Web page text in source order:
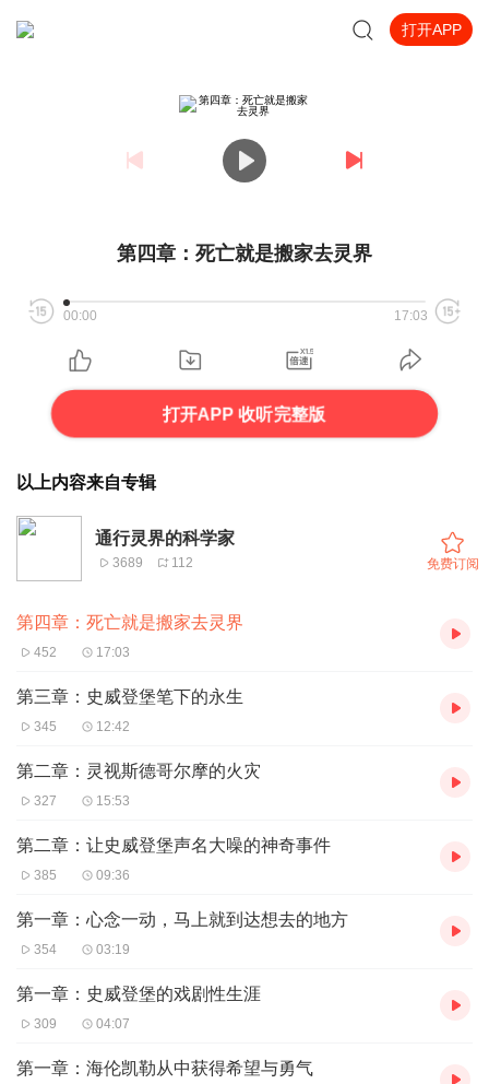
打开APP
第四章：死亡就是搬家去灵界
00:00 17:03
打开APP 收听完整版
以上内容来自专辑
通行灵界的科学家
3689 112 免费订阅
第四章：死亡就是搬家去灵界
452 17:03
第三章：史威登堡笔下的永生
345 12:42
第二章：灵视斯德哥尔摩的火灾
327 15:53
第二章：让史威登堡声名大噪的神奇事件
385 09:36
第一章：心念一动，马上就到达想去的地方
354 03:19
第一章：史威登堡的戏剧性生涯
309 04:07
第一章：海伦凯勒从中获得希望与勇气